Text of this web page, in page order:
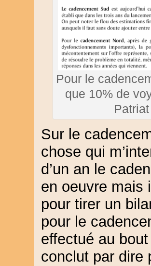
Pour le
que 10% de
Sur le
chose qui
d’un an le
en oeuvre mais
pour tirer un
pour le
effectué au
conclut par dire